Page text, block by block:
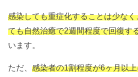
感染しても重症化することは少な
ても自然治癒で2週間程度で回復す
います。
ただ、感染者の1割程度が6ヶ月以